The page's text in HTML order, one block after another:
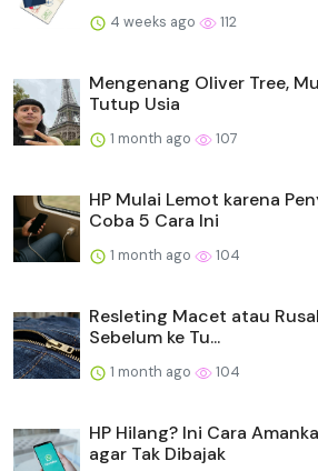
4 weeks ago 112
Mengenang Oliver Tree,
Tutup Usia
1 month ago 107
HP Mulai Lemot karena
Coba 5 Cara Ini
1 month ago 104
Resleting Macet atau
Sebelum ke Tu...
1 month ago 104
HP Hilang? Ini Cara
agar Tak Dibajak